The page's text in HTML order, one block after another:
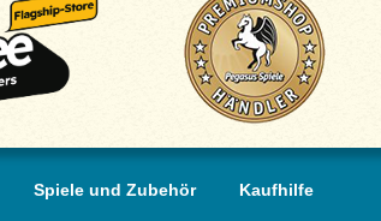
Spiele und Zubehör Kaufhilfe